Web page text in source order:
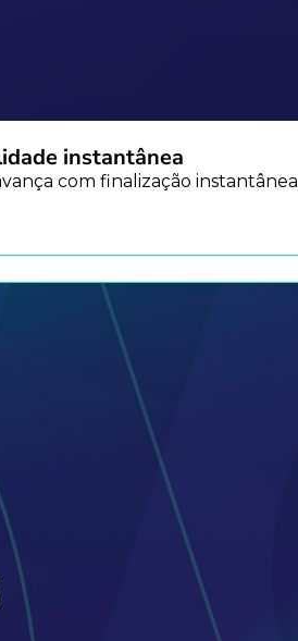
instantânea
com finalização